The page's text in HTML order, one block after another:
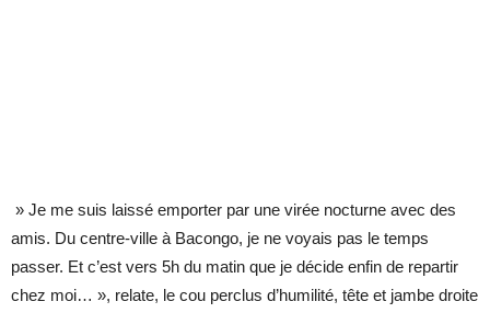
» Je me suis laissé emporter par une virée nocturne avec des
amis. Du centre-ville à Bacongo, je ne voyais pas le temps
passer. Et c’est vers 5h du matin que je décide enfin de repartir
chez moi… », relate, le cou perclus d’humilité, tête et jambe droite